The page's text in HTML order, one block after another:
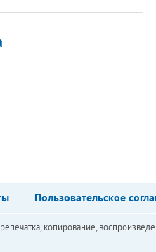
Пользовательское
копирование,